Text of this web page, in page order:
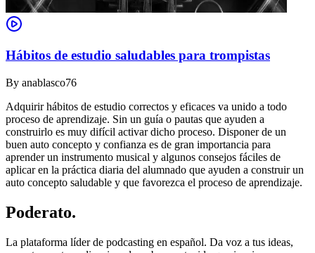
Hábitos de estudio saludables para trompistas
By anablasco76
Adquirir hábitos de estudio correctos y eficaces va unido a todo
proceso de aprendizaje. Sin un guía o pautas que ayuden a
construirlo es muy difícil activar dicho proceso. Disponer de un
buen auto concepto y confianza es de gran importancia para
aprender un instrumento musical y algunos consejos fáciles de
aplicar en la práctica diaria del alumnado que ayuden a construir un
auto concepto saludable y que favorezca el proceso de aprendizaje.
Poderato.
La plataforma líder de podcasting en español. Da voz a tus ideas,